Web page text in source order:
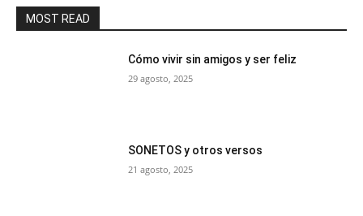
MOST READ
Cómo vivir sin amigos y ser feliz
29 agosto, 2025
SONETOS y otros versos
21 agosto, 2025